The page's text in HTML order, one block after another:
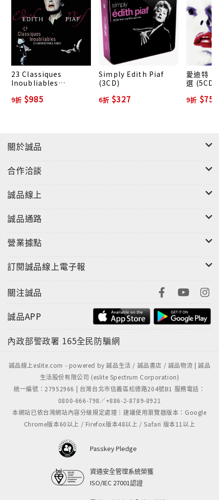
23 Classiques
Inoubliables
9折 $985
Simply Edith Piaf
(3CD)
6折 $327
愛迪特．
選 (5CD)
9折 $756
關於誠品
合作洽談
誠品線上
誠品通路
營業據點
訂閱誠品線上電子報
關注誠品
誠品APP
內政部警政署 165全民防騙網
誠品線上eslite.com - powered by 誠品生活 / 誠品書店 / 誠品物流 | 誠品
生活股份有限公司 (eslite Spectrum Corporation)
統一編號：27952966 | 台灣台北市信義區松德路204號B1 服務電話：
0800-666-798／+886-2-8789-8921
本網站已依台灣網站內容分級規定處理｜建議使用瀏覽器版本：Google
Chrome版本60以上 / Firefox版本48以上 / Safari 版本11以上
Passkey Pledge
資通安全管理系統榮獲
ISO/IEC 27001認證